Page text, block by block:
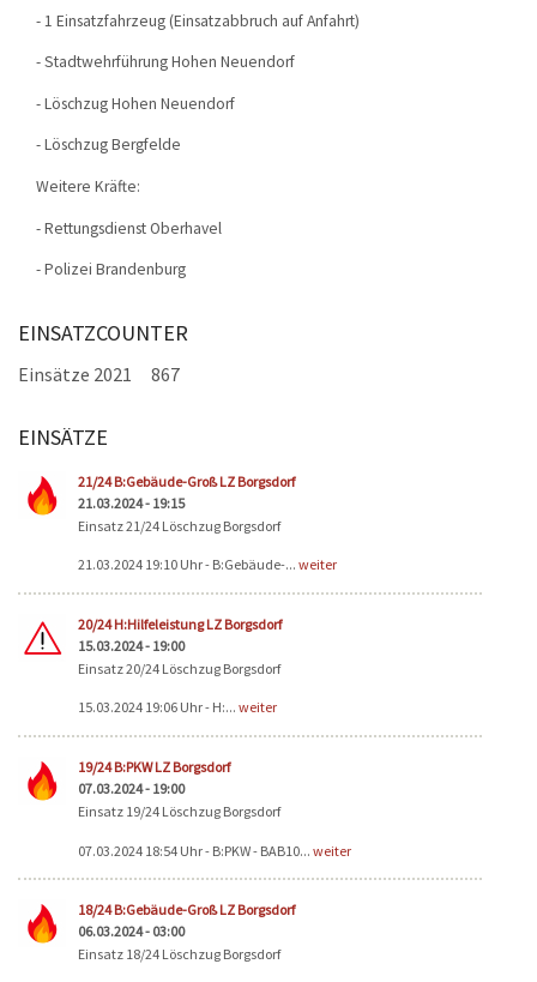
- 1 Einsatzfahrzeug (Einsatzabbruch auf Anfahrt)
- Stadtwehrführung Hohen Neuendorf
- Löschzug Hohen Neuendorf
- Löschzug Bergfelde
Weitere Kräfte:
- Rettungsdienst Oberhavel
- Polizei Brandenburg
EINSATZCOUNTER
Einsätze 2021 867
EINSÄTZE
21/24 B:Gebäude-Groß LZ Borgsdorf
21.03.2024 - 19:15
Einsatz 21/24 Löschzug Borgsdorf
21.03.2024 19:10 Uhr - B:Gebäude-... weiter
20/24 H:Hilfeleistung LZ Borgsdorf
15.03.2024 - 19:00
Einsatz 20/24 Löschzug Borgsdorf
15.03.2024 19:06 Uhr - H:... weiter
19/24 B:PKW LZ Borgsdorf
07.03.2024 - 19:00
Einsatz 19/24 Löschzug Borgsdorf
07.03.2024 18:54 Uhr - B:PKW - BAB10... weiter
18/24 B:Gebäude-Groß LZ Borgsdorf
06.03.2024 - 03:00
Einsatz 18/24 Löschzug Borgsdorf
Seiten